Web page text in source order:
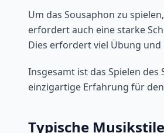
Um das Sousaphon zu
erfordert auch eine starke
Dies erfordert viel Übung
Insgesamt ist das Spielen
einzigartige Erfahrung für
Typische